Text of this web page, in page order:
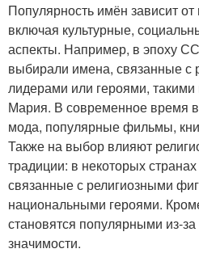
Популярность имён зависит
включая культурные,
аспекты. Например, в эпоху
выбирали имена, связанные
лидерами или героями,
Мария. В современное время
мода, популярные фильмы,
Также на выбор влияют
традиции: в некоторых
связанные с религиозными
национальными героями.
становятся популярными из-
значимости.